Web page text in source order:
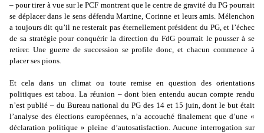
– pour tirer à vue sur le PCF montrent que le centre de gravité du PG pourrait
se déplacer dans le sens défendu Martine, Corinne et leurs amis. Mélenchon
a toujours dit qu’il ne resterait pas éternellement président du PG, et l’échec
de sa stratégie pour conquérir la direction du FdG pourrait le pousser à se
retirer. Une guerre de succession se profile donc, et chacun commence à
placer ses pions.
Et cela dans un climat ou toute remise en question des orientations
politiques est tabou. La réunion – dont bien entendu aucun compte rendu
n’est publié – du Bureau national du PG des 14 et 15 juin, dont le but était
l’analyse des élections européennes, n’a accouché finalement que d’une «
déclaration politique » pleine d’autosatisfaction. Aucune interrogation sur